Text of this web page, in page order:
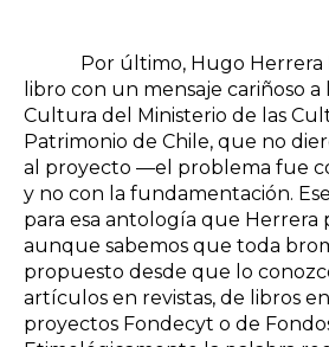
Por último, Hugo Herrera
libro con un mensaje cariñoso a
Cultura del Ministerio de las
Patrimonio de Chile, que no
al proyecto —el problema fue
y no con la fundamentación.
para esa antología que Herrera
aunque sabemos que toda
propuesto desde que lo
artículos en revistas, de libros
proyectos Fondecyt o de